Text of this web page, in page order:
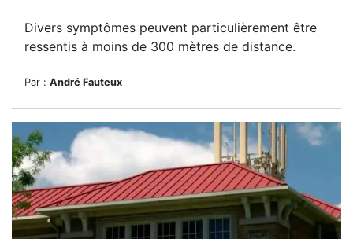
Divers symptômes peuvent particulièrement être
ressentis à moins de 300 mètres de distance.
Par : André Fauteux